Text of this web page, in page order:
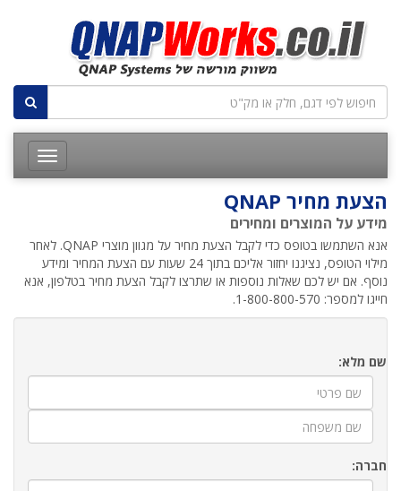
הצעת מחיר QNAP
מידע על המוצרים ומחירים
אנא השתמשו בטופס כדי לקבל הצעת מחיר על מגוון מוצרי QNAP. לאחר
מילוי הטופס, נציגנו יחזור אליכם בתוך 24 שעות עם הצעת המחיר ומידע
נוסף. אם יש לכם שאלות נוספות או שתרצו לקבל הצעת מחיר בטלפון, אנא
חייגו למספר: 1-800-800-570.
שם מלא:
חברה: